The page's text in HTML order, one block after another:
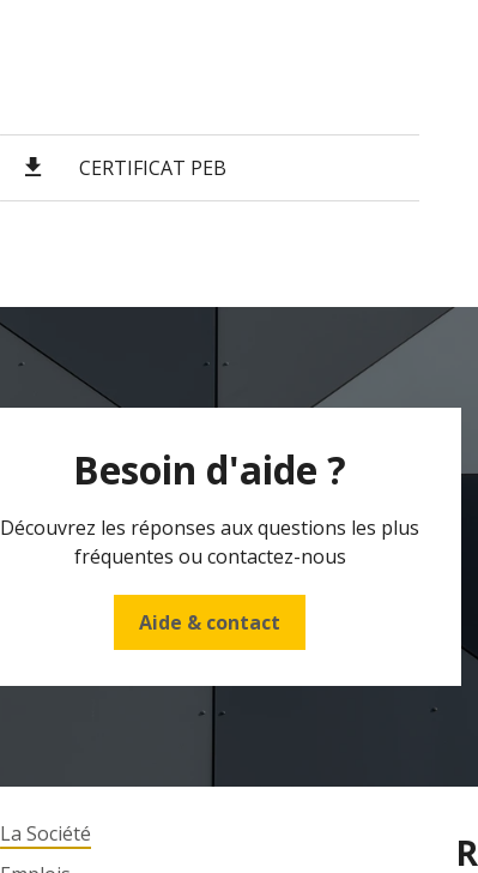
CERTIFICAT PEB
Besoin d'aide ?
Découvrez les réponses aux questions les plus
fréquentes ou contactez-nous
Aide & contact
La Société